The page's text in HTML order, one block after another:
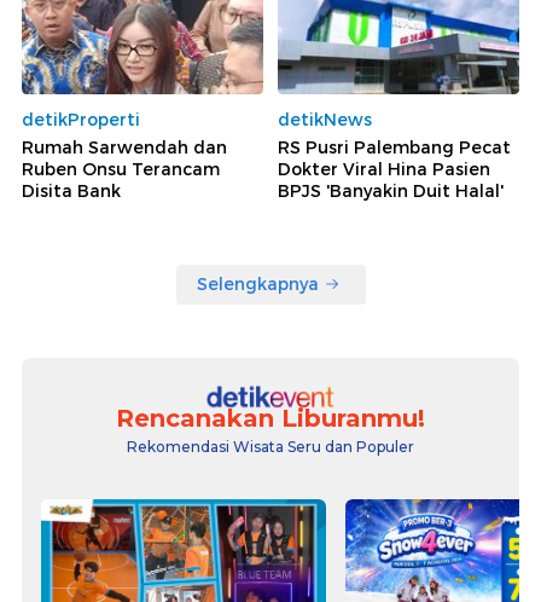
detikProperti
Rumah Sarwendah dan
Ruben Onsu Terancam
Disita Bank
detikNews
RS Pusri Palembang Pecat
Dokter Viral Hina Pasien
BPJS 'Banyakin Duit Halal'
Selengkapnya
Rencanakan Liburanmu!
Rekomendasi Wisata Seru dan Populer